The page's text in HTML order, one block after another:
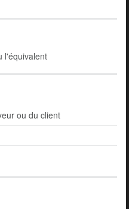
l'équivalent
ou du client